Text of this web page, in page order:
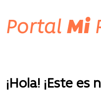
Portal Mi
¡Hola! ¡Este es